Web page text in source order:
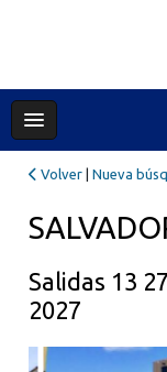
Volver |Nueva
Salidas 13
2027